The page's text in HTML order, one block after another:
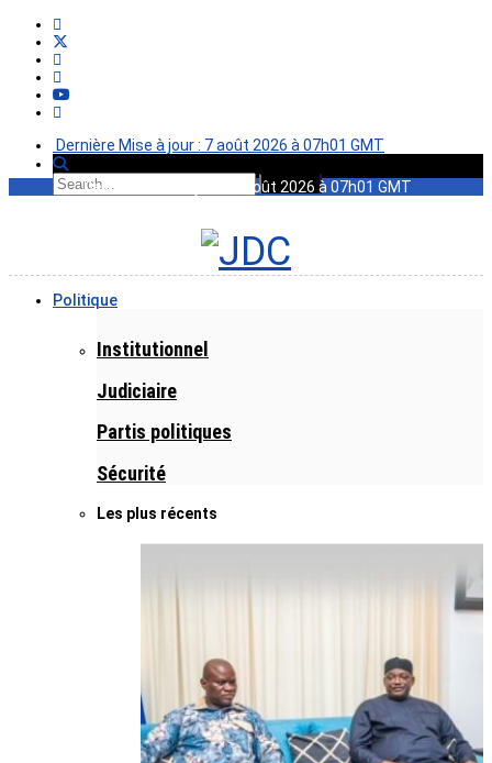
Dernière Mise à jour : 7 août 2026 à 07h01 GMT
Dernière Mise à jour : 7 août 2026 à 07h01 GMT
Politique
Institutionnel
Judiciaire
Partis politiques
Sécurité
Les plus récents